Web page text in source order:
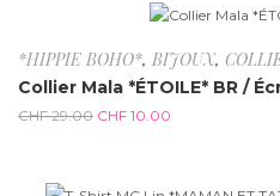
-65.5%
*HIPPIE BOHO*, BIJOUX,
Collier Mala *ÉTOILE* BR /
CHF29.00 CHF 10.00